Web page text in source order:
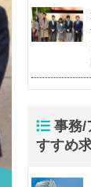
事務/
すすめ